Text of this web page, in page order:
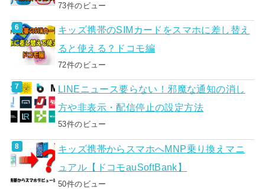
73件のビュー
キッズ携帯のSIMカードをスマホに差し替え
ると使える？ドコモ編
72件のビュー
LINEニュース要らない！邪魔な通知の消し
方や非表示・配信停止の設定方法
53件のビュー
キッズ携帯からスマホへMNP乗り換えマニ
ュアル【ドコモauSoftBank】
50件のビュー